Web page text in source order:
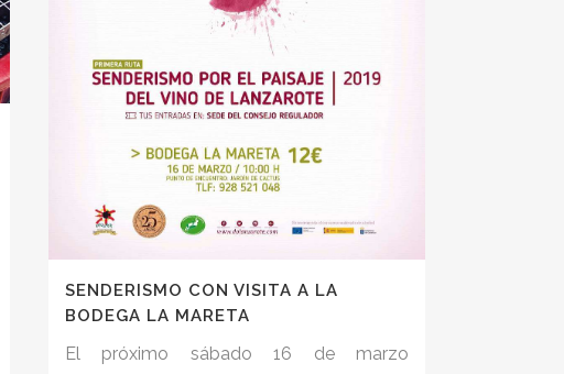
SENDERISMO CON VISITA A LA
BODEGA LA MARETA
El próximo sábado 16 de marzo